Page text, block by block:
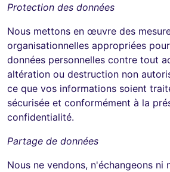
Protection des données
Nous mettons en œuvre des
organisationnelles appropriées
données personnelles contre tout
altération ou destruction non
ce que vos informations soient
sécurisée et conformément à la
confidentialité.
Partage de données
Nous ne vendons, n'échangeons ni